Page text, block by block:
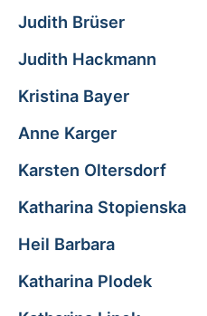
Judith Brüser
Judith Hackmann
Kristina Bayer
Anne Karger
Karsten Oltersdorf
Katharina Stopienska
Heil Barbara
Katharina Plodek